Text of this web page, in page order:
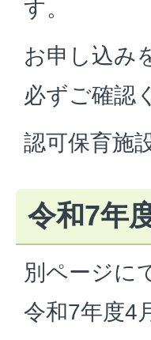
す。
お申し込み
必ずご確認
認可保育施
令和7年
別ページに
令和7年度4